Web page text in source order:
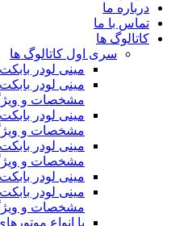
درباره ما
تماس با ما
کاتالوگ ها
سری اول کاتالوگ ها
مینی لودر بابکت Bobcat A770
مشخصات و
مشخصات و
مشخصات و
مینی لودر بابکت Bobcat A300
مشخصات و
با انواع